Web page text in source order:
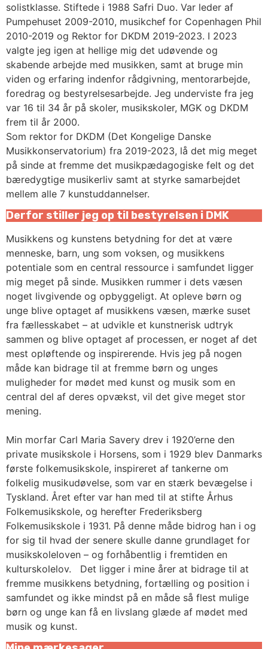
solistklasse. Stiftede i 1988 Safri Duo. Var leder af
Pumpehuset 2009-2010, musikchef for Copenhagen Phil
2010-2019 og Rektor for DKDM 2019-2023. I 2023
valgte jeg igen at hellige mig det udøvende og
skabende arbejde med musikken, samt at bruge min
viden og erfaring indenfor rådgivning, mentorarbejde,
foredrag og bestyrelsesarbejde. Jeg underviste fra jeg
var 16 til 34 år på skoler, musikskoler, MGK og DKDM
frem til år 2000.
Som rektor for DKDM (Det Kongelige Danske
Musikkonservatorium) fra 2019-2023, lå det mig meget
på sinde at fremme det musikpædagogiske felt og det
bæredygtige musikerliv samt at styrke samarbejdet
mellem alle 7 kunstuddannelser.
Derfor stiller jeg op til bestyrelsen i DMK
Musikkens og kunstens betydning for det at være
menneske, barn, ung som voksen, og musikkens
potentiale som en central ressource i samfundet ligger
mig meget på sinde. Musikken rummer i dets væsen
noget livgivende og opbyggeligt. At opleve børn og
unge blive optaget af musikkens væsen, mærke suset
fra fællesskabet – at udvikle et kunstnerisk udtryk
sammen og blive optaget af processen, er noget af det
mest opløftende og inspirerende. Hvis jeg på nogen
måde kan bidrage til at fremme børn og unges
muligheder for mødet med kunst og musik som en
central del af deres opvækst, vil det give meget stor
mening.
Min morfar Carl Maria Savery drev i 1920’erne den
private musikskole i Horsens, som i 1929 blev Danmarks
første folkemusikskole, inspireret af tankerne om
folkelig musikudøvelse, som var en stærk bevægelse i
Tyskland. Året efter var han med til at stifte Århus
Folkemusikskole, og herefter Frederiksberg
Folkemusikskole i 1931. På denne måde bidrog han i og
for sig til hvad der senere skulle danne grundlaget for
musikskoleloven – og forhåbentlig i fremtiden en
kulturskolelov. Det ligger i mine årer at bidrage til at
fremme musikkens betydning, fortælling og position i
samfundet og ikke mindst på en måde så flest mulige
børn og unge kan få en livslang glæde af mødet med
musik og kunst.